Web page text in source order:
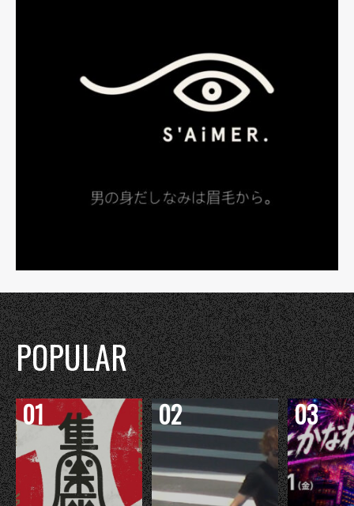
POPULAR